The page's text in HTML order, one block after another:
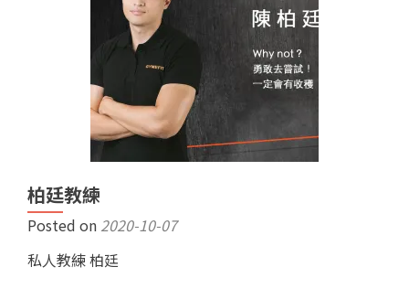
柏廷教練
Posted on 2020-10-07
私人教練 柏廷